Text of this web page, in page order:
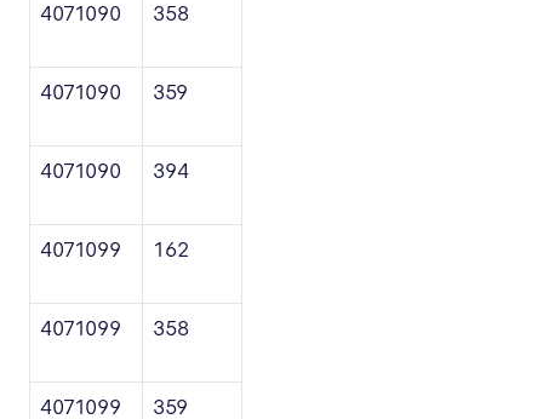
4071090 358
4071090 359
4071090 394
4071099 162
4071099 358
4071099 359